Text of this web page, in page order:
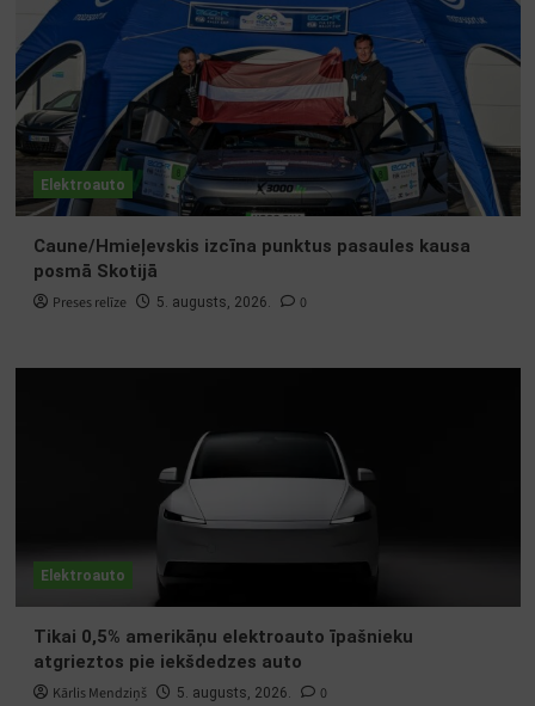
Elektroauto
Caune/Hmieļevskis izcīna punktus pasaules kausa
posmā Skotijā
Preses relīze 5. augusts, 2026. 0
Elektroauto
Tikai 0,5% amerikāņu elektroauto īpašnieku
atgrieztos pie iekšdedzes auto
Kārlis Mendziņš 5. augusts, 2026. 0